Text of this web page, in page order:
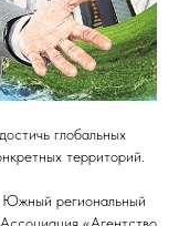
глобальных
территорий.
Южный региональный